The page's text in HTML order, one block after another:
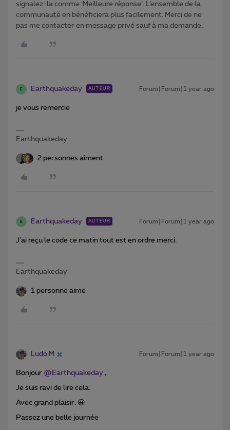
signalez-la comme ‘Meilleure réponse’. L’ensemble de la
communauté en bénéficiera plus facilement. Merci de ne
pas me contacter en message privé sauf à ma demande.
E Earthquakeday AUTEUR Forum|Forum|1 year ago
je vous remercie
Earthquakeday
2 personnes aiment
E Earthquakeday AUTEUR Forum|Forum|1 year ago
J’ai reçu le code ce matin tout est en ordre merci.
Earthquakeday
1 personne aime
Ludo M Forum|Forum|1 year ago
Bonjour ​ @Earthquakeday ,
Je suis ravi de lire cela.
Avec grand plaisir. 😀
Passez une belle journée